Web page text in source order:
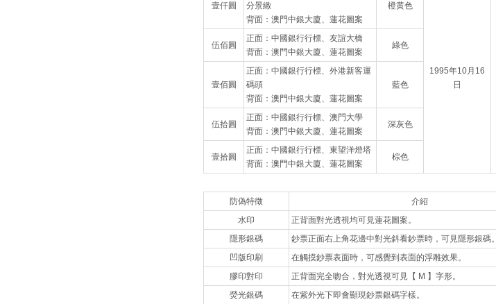
壹仟圓
分景緻
背面：澳門中銀大廈、蓮花圖案
橙黄色
1995年10月16
日
伍佰圓
正面：中國銀行行標、友誼大橋
背面：澳門中銀大廈、蓮花圖案
綠色
壹佰圓
正面：中國銀行行標、外港新客運
碼頭
背面：澳門中銀大廈、蓮花圖案
藍色
伍拾圓
正面：中國銀行行標、澳門大學
背面：澳門中銀大廈、蓮花圖案
深灰色
壹拾圓
正面：中國銀行行標、東望洋燈塔
背面：澳門中銀大廈、蓮花圖案
棕色
防偽特徵
介紹
水印
正背面對光透視均可見蓮花圖案。
隱形銀碼
鈔票正面右上角花邊中對光斜看鈔票時，可見隱形銀碼。
凹版印刷
在觸摸鈔票表面時，可感覺到表面的浮雕效果。
膠印對印
正背面完全吻合，對光透視可見【 M 】字形。
熒光銀碼
在紫外光下即會顯現鈔票銀碼字樣。